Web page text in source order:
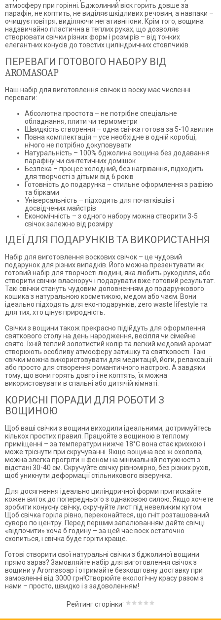
атмосферу при горінні. Бджолиний віск горить довше за
парафін, не коптить, не виділяє шкідливих речовин, а навпаки –
очищує повітря, виділяючи негативні іони. Крім того, вощина
надзвичайно пластична в теплих руках, що дозволяє
створювати свічки різних форм і розмірів – від тонких
елегантних конусів до товстих циліндричних стовпчиків.
ПЕРЕВАГИ ГОТОВОГО НАБОРУ ВІД
AROMASOAP
Наш набір для виготовлення свічок із воску має численні
переваги:
Абсолютна простота – не потрібне спеціальне
обладнання, плити чи термометри
Швидкість створення – одна свічка готова за 5-10 хвилин
Повна комплектація – усе необхідне в одній коробці,
нічого не потрібно докуповувати
Натуральність – 100% бджолина вощина без додавання
парафіну чи синтетичних домішок
Безпека – процес холодний, без нагрівання, підходить
для творчості з дітьми від 6 років
Готовність до подарунка – стильне оформлення з рафією
та бірками
Універсальність – підходить для початківців і
досвідчених майстрів
Економічність – з одного набору можна створити 3-5
свічок залежно від розміру
ІДЕЇ ДЛЯ ПОДАРУНКІВ ТА ВИКОРИСТАННЯ
Набір для виготовлення воскових свічок – це чудовий
подарунок для різних випадків. Його можна презентувати як
готовий набір для творчості людині, яка любить рукоділля, або
створити свічки власноруч і подарувати вже готовий результат.
Такі свічки стануть чудовим доповненням до подарункового
кошика з натуральною косметикою, медом або чаєм. Вони
ідеально підходять для еко-подарунків, zero waste lifestyle та
для тих, хто цінує природність.
Свічки з вощини також прекрасно підійдуть для оформлення
святкового столу на день народження, весілля чи сімейне
свято. Їхній теплий золотистий колір та легкий медовий аромат
створюють особливу атмосферу затишку та святковості. Такі
свічки можна використовувати для медитацій, йоги, релаксації
або просто для створення романтичного настрою. А завдяки
тому, що вони горять довго і не коптять, їх можна
використовувати в спальні або дитячій кімнаті.
КОРИСНІ ПОРАДИ ДЛЯ РОБОТИ З
ВОЩИНОЮ
Щоб ваші свічки з вощини виходили ідеальними, дотримуйтесь
кількох простих правил. Працюйте з вощиною в теплому
приміщенні – за температури нижче 18°C вона стає крихкою і
може тріснути при скручуванні. Якщо вощина все ж охолола,
можна злегка прогріти її феном на мінімальній потужності з
відстані 30-40 см. Скручуйте свічку рівномірно, без різких рухів,
щоб уникнути деформації стільникового візерунка.
Для досягнення ідеально циліндричної форми притискайте
кожен виток до попереднього з однаковою силою. Якщо хочете
зробити конусну свічку, скручуйте лист під невеликим кутом.
Щоб свічка горіла рівно, переконайтеся, що гніт розташований
суворо по центру. Перед першим запалюванням дайте свічці
«відпочити» хоча б годину – за цей час воск остаточно
схопиться, і свічка буде горіти краще.
Готові створити свої натуральні свічки з бджолиної вощини
прямо зараз? Замовляйте набір для виготовлення свічок з
вощини у Aromasoap і отримайте безкоштовну доставку при
замовленні від 3000 грн!Створюйте екологічну красу разом з
нами – просто, швидко і з задоволенням!
Рейтинг сторінки: